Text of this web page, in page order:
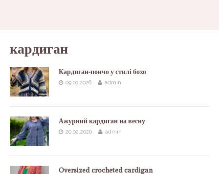
кардиган
Кардиган-пончо у стилі бохо
09.03.2026 admin
Ажурний кардиган на весну
20.02.2026 admin
Oversized crocheted cardigan